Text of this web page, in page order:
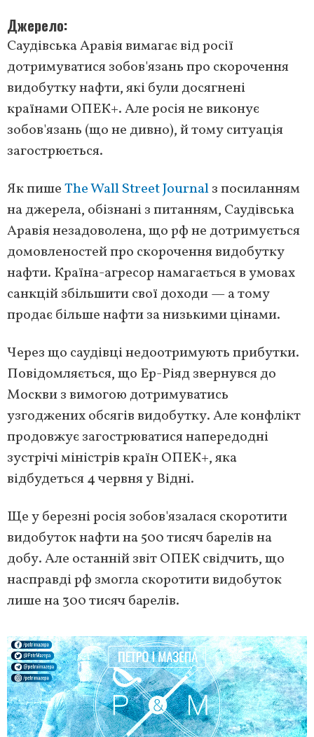
Джерело
Саудівська Аравія вимагає від росії
дотримуватися зобов'язань про скорочення
видобутку нафти, які були досягнені
країнами ОПЕК+. Але росія не виконує
зобов'язань (що не дивно), й тому ситуація
загострюється.
Як пишеThe Wall Street Journalз посиланням
на джерела, обізнані з питанням, Саудівська
Аравія незадоволена, що рф не дотримується
домовленостей про скорочення видобутку
нафти. Країна-агресор намагається в умовах
санкцій збільшити свої доходи — а тому
продає більше нафти за низькими цінами.
Через що саудівці недоотримують прибутки.
Повідомляється, що Ер-Ріяд звернувся до
Москви з вимогою дотримуватись
узгоджених обсягів видобутку. Але конфлікт
продовжує загострюватися напередодні
зустрічі міністрів країн ОПЕК+, яка
відбудеться 4 червня у Відні.
Ще у березні росія зобов'язалася скоротити
видобуток нафти на 500 тисяч барелів на
добу. Але останній звіт ОПЕК свідчить, що
насправді рф змогла скоротити видобуток
лише на 300 тисяч барелів.